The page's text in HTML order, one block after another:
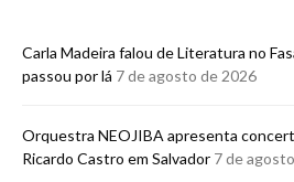
Carla Madeira falou de Literatura no
passou por lá 7 de agosto de 2026
Orquestra NEOJIBA apresenta
Ricardo Castro em Salvador 7 de